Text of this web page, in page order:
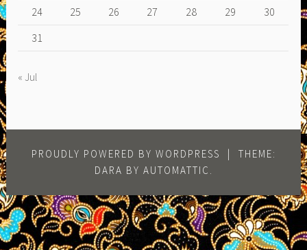
24
25 26 27 28 29
30
31
« Jul
PROUDLY POWERED BY WORDPRESS
THEME:
DARA BY AUTOMATTIC .